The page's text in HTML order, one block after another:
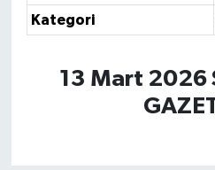
Kategori
13 Mart 2026